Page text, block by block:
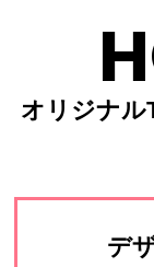
オリジナル
デ